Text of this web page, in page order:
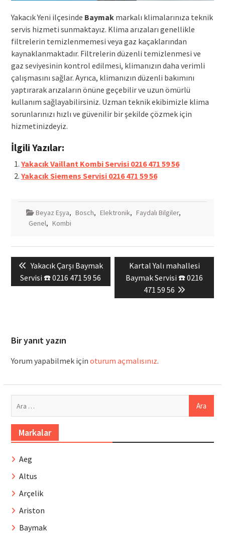
Yakacık Yeni ilçesinde Baymakmarkalı klimalarınıza teknik
servis hizmeti sunmaktayız. Klima arızaları genellikle
filtrelerin temizlenmemesi veya gaz kaçaklarından
kaynaklanmaktadır. Filtrelerin düzenli temizlenmesi ve
gaz seviyesinin kontrol edilmesi, klimanızın daha verimli
çalışmasını sağlar. Ayrıca, klimanızın düzenli bakımını
yaptırarak arızaların önüne geçebilir ve uzun ömürlü
kullanım sağlayabilirsiniz. Uzman teknik ekibimizle klima
sorunlarınızı hızlı ve güvenilir bir şekilde çözmek için
hizmetinizdeyiz.
İlgili Yazılar:
Yakacık Vaillant Kombi Servisi 0216 471 59 56
Yakacık Siemens Servisi 0216 471 59 56
Beyaz Eşya, Bosch, Elektronik, Faydalı Bilgiler,
Genel, Kombi
Yazı
gezinmesi
Previous
post:
Yakacık Çarşı Baymak
Servisi ☎️ 0216 471 59 56
Next
post:
Kartal Yalı mahallesi
Baymak Servisi ☎️ 0216
471 59 56
Bir yanıt yazın
Yorum yapabilmek için oturum açmalısınız.
Markalar
Aeg
Altus
Arçelik
Ariston
Baymak